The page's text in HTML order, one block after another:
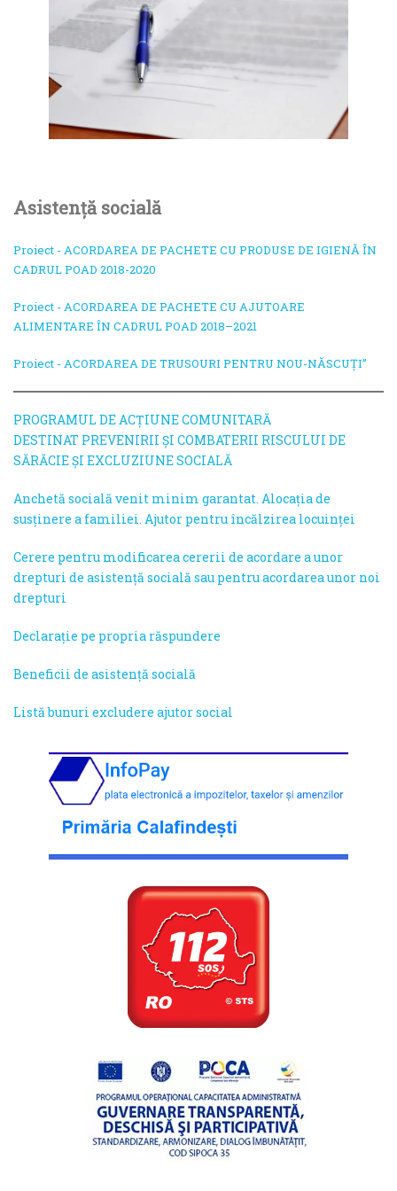
Asistență socială
Proiect - ACORDAREA DE PACHETE CU PRODUSE DE IGIENĂ ÎN
CADRUL POAD 2018-2020
Proiect - ACORDAREA DE PACHETE CU AJUTOARE
ALIMENTARE ÎN CADRUL POAD 2018–2021
Proiect - ACORDAREA DE TRUSOURI PENTRU NOU-NĂSCUȚI”
PROGRAMUL DE ACŢIUNE COMUNITARĂ
DESTINAT PREVENIRII ŞI COMBATERII RISCULUI DE
SĂRĂCIE ŞI EXCLUZIUNE SOCIALĂ
Anchetă socială venit minim garantat. Alocația de
susținere a familiei. Ajutor pentru încălzirea locuinței
Cerere pentru modificarea cererii de acordare a unor
drepturi de asistență socială sau pentru acordarea unor noi
drepturi
Declarație pe propria răspundere
Beneficii de asistență socială
Listă bunuri excludere ajutor social